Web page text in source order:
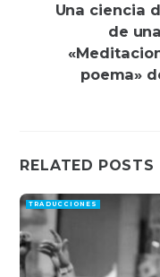
Una ciencia
de
poema»
RELATED POSTS
TRADUCCIONES